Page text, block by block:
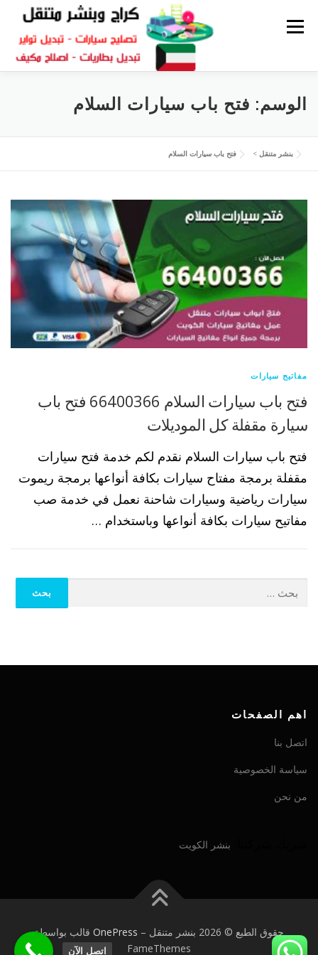
القائمة
كراج تصليح سيارات بنشر الكويت كراج متنقل
سكراب قطع غيار
الوسم: فتح باب سيارات السلام
بنشر متنقل > فتح باب سيارات السلام
مفاتيح سيارات
فتح باب سيارات السلام 66400366 فتح باب
سيارة مقفلة كل الموديلات
فتح باب سيارات السلام نقدم لكم خدمة فتح سيارات
مقفلة برمجة مفتاح سيارات بكافة أنواعها برمجة ريموت
سيارات رياضية وسيارات شاحنة نعمل في خدمة صب
مفاتيح سيارات بكافة أنواعها وباستخدام …
اهم الصفحات
اتصل بنا
سياسة الخصوصية
من نحن
بنشر الكويت
حقوق الطبع © 2026 بنشر متنقل –
OnePress قالب بواسطة
FameThemes
اتصل الآن